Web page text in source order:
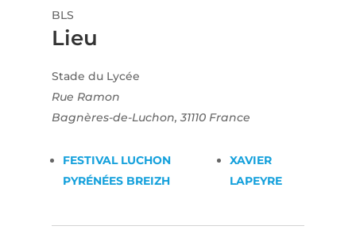
Lieu
Stade du Lycée
Rue Ramon
Bagnères-de-Luchon, 31110 France
BLS
FESTIVAL LUCHON
PYRÉNÉES BREIZH
XAVIER
LAPEYRE